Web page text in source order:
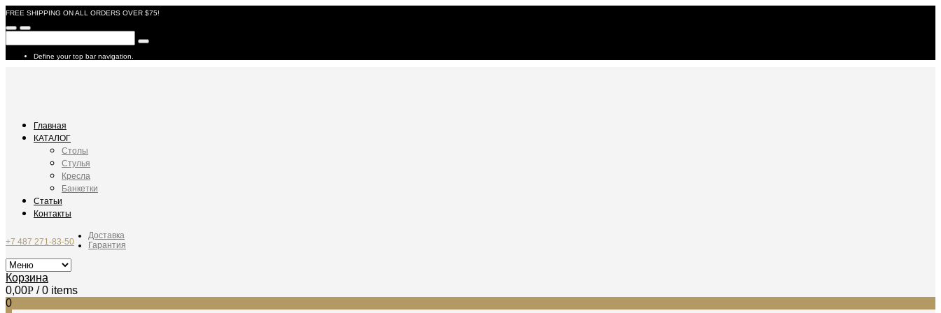
FREE SHIPPING ON ALL ORDERS OVER $75!
Define your top bar navigation.
Главная
КАТАЛОГ
Столы
Стулья
Кресла
Банкетки
Статьи
Контакты
+7 487 271-83-50
Доставка
Гарантия
Корзина
0,00Р / 0 items
0